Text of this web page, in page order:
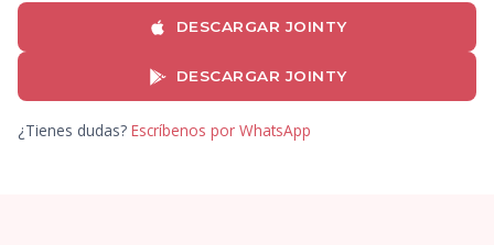
DESCARGAR JOINTY
DESCARGAR JOINTY
¿Tienes dudas? Escríbenos por WhatsApp